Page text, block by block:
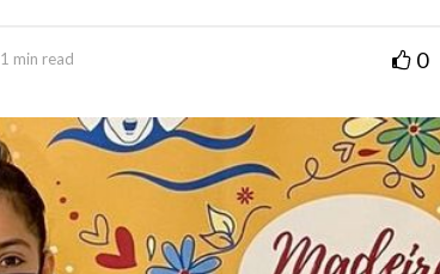
1 min read 0